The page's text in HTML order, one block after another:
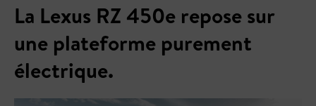
La Lexus RZ 450e repose sur
une plateforme purement
électrique.